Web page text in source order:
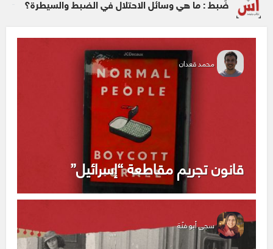
ضَبط : ما هي وسائل الاحتلال في الضبط والسيطرة؟
محمد قعدان
قانون تجريم مقاطعة “إسرائيل”
سجى أبو فنّة